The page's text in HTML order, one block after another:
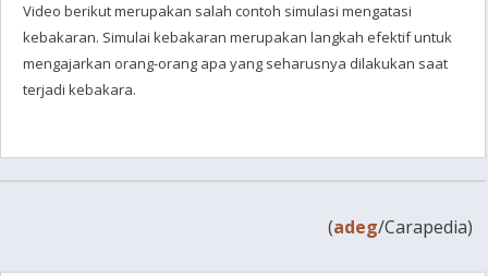
Video berikut merupakan salah contoh simulasi mengatasi
kebakaran. Simulai kebakaran merupakan langkah efektif untuk
mengajarkan orang-orang apa yang seharusnya dilakukan saat
terjadi kebakara.
(adeg/Carapedia)